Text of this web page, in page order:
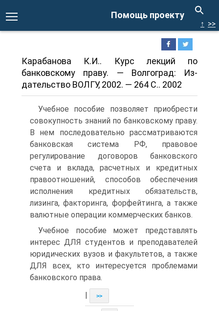
Помощь проекту
↑ >>
Карабанова К.И.. Курс лекций по
банковскому праву. — Волгоград: Из-
дательство ВОЛГУ, 2002. — 264 С.. 2002
Учебное пособие позволяет приобрести
совокупность знаний по банковскому праву.
В нем последовательно рассматриваются
банковская система РФ, правовое
регулирование договоров банковского
счета и вклада, расчетных и кредитных
правоотношений, способов обеспечения
исполнения кредитных обязательств,
лизинга, факторинга, форфейтинга, а также
валютные операции коммерческих банков.
Учебное пособие может представлять
интерес ДЛЯ студентов и преподавателей
юридических вузов и факультетов, а также
ДЛЯ всех, кто интересуется проблемами
банковского права.
>>